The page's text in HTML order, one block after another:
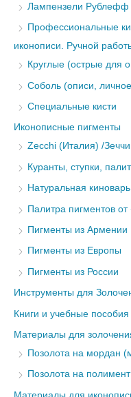
Лампензели Рублефф
Профессиональные
иконописи. Ручной
Круглые (острые для
Соболь (описи,
Специальные кисти
Иконописные пигменты
Zecchi (Италия) /
Куранты, ступки,
Натуральная
Палитра пигментов
Пигменты из Армении
Пигменты из Европы
Пигменты из России
Инструменты для
Книги и учебные
Материалы для
Позолота на мордан
Позолота на